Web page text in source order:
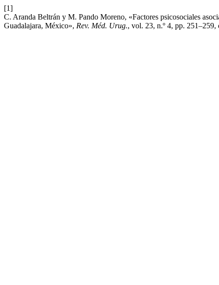
[1]
C. Aranda Beltrán y M. Pando Moreno, «Factores psicosociales
Guadalajara, México», Rev. Méd. Urug., vol. 23, n.º 4, pp. 251–259,